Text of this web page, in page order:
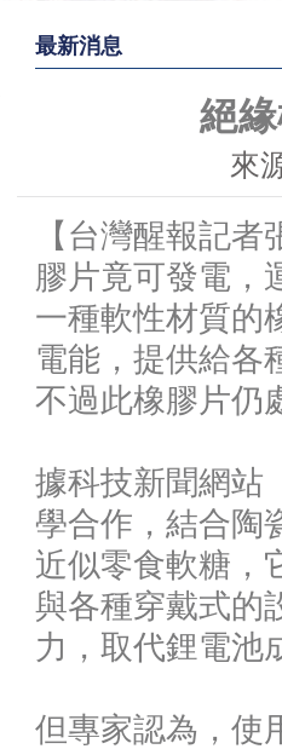
最新消息
絕
來
【台灣醒報記
膠片竟可發電，
一種軟性材質的
電能，提供給各
不過此橡膠片仍
據科技新聞網站
學合作，結合陶
近似零食軟糖，
與各種穿戴式的
力，取代鋰電池
但專家認為，使